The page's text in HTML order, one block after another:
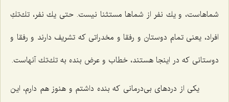
شماهاست، و یك نفر از شماها مستثنا نیست. حتی یك نفر، تك‌تكِ
افراد، یعنی تمام دوستان و رفقا و مخدراتی كه تشریف دارند و رفقا و
دوستانی كه در اینجا هستند، خطاب و عرض بنده به تك‌تك آنهاست.
یكی از دردهای بی‌درمانی كه بنده داشتم و هنوز هم دارم، این